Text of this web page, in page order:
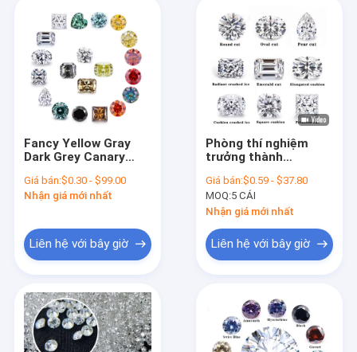
Fancy Yellow Gray
Dark Grey Canary
Màu kim cương lỏng
Giá bán:$0.30 - $99.00
Nhận giá mới nhất
Liên hệ với bây giờ
Phòng thí nghiệm
trưởng thành
cương bằng chứng
VVS 7-Carat Đèn tươi
Custom Kim cương
Giá bán:$0.59 - $37.80
MOQ:5 CÁI
Nhận giá mới nhất
Liên hệ với bây giờ